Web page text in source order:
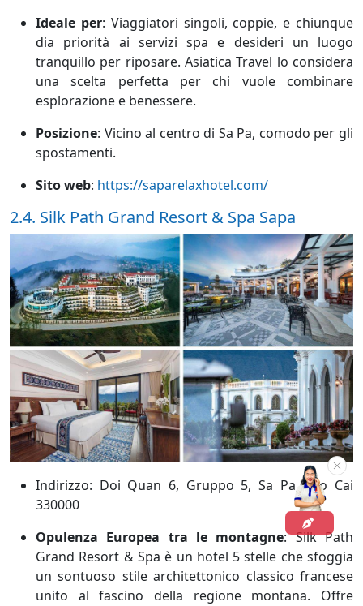
Ideale per: Viaggiatori singoli, coppie, e chiunque
dia priorità ai servizi spa e desideri un luogo
tranquillo per riposare. Asiatica Travel lo considera
una scelta perfetta per chi vuole combinare
esplorazione e benessere.
Posizione: Vicino al centro di Sa Pa, comodo per gli
spostamenti.
Sito web: https://saparelaxhotel.com/
2.4. Silk Path Grand Resort & Spa Sapa
Indirizzo: Doi Quan 6, Gruppo 5, Sa Pa, Lao Cai
330000
Opulenza Europea tra le montagne:Silk Path
Grand Resort & Spa è un hotel 5 stelle che sfoggia
un sontuoso stile architettonico classico francese
unito al fascino della regione montana. Offre